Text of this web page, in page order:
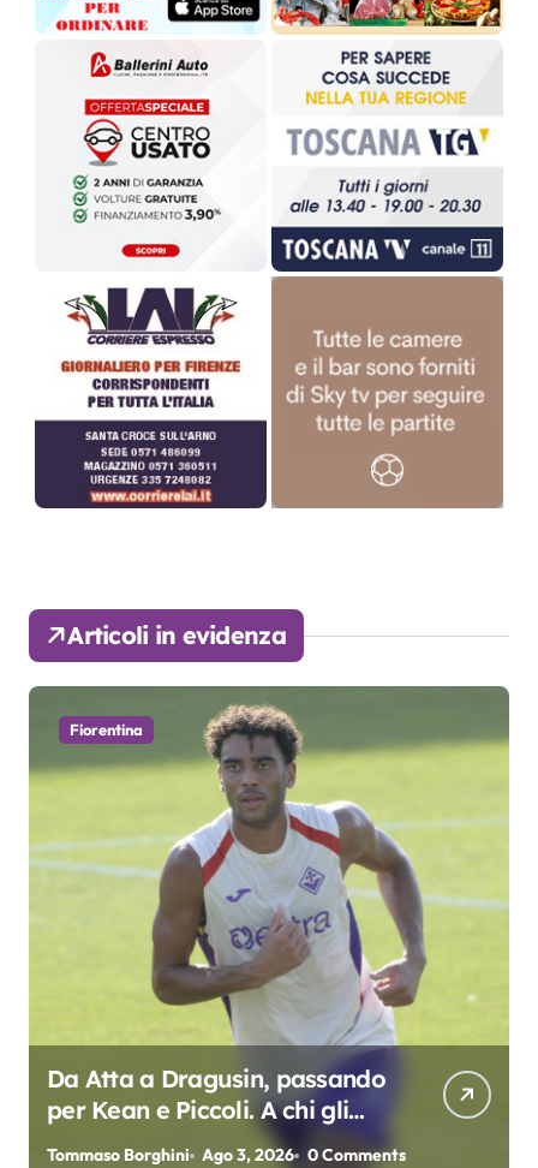
Articoli in evidenza
Fiorentina
Da Atta a Dragusin, passando
per Kean e Piccoli. A chi gli
oscar del precampionato?
Tommaso Borghini Ago 3, 2026 0 Comments